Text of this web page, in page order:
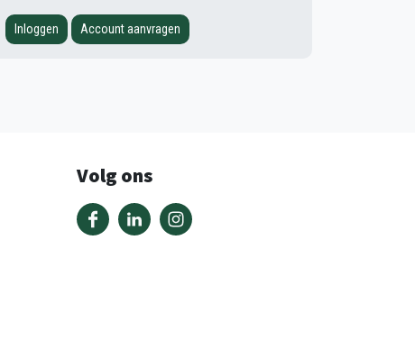
Inloggen Account aanvragen
Volg ons